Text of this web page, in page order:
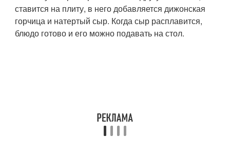
ставится на плиту, в него добавляется дижонская
горчица и натертый сыр. Когда сыр расплавится,
блюдо готово и его можно подавать на стол.